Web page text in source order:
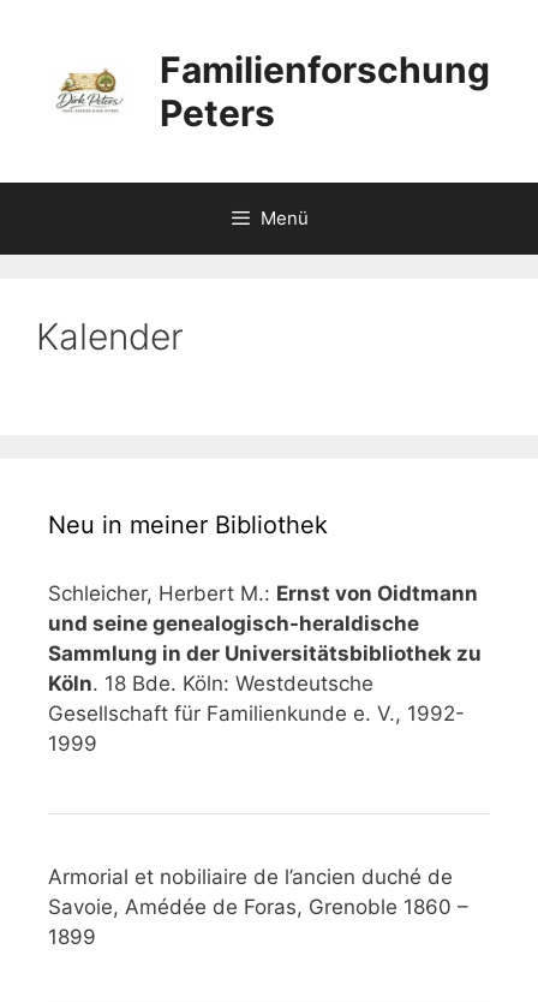
springen
Familienforschung
Peters
Menü
Kalender
Neu in meiner Bibliothek
Schleicher, Herbert M.: Ernst von Oidtmann
und seine genealogisch-heraldische
Sammlung in der Universitätsbibliothek zu
Köln. 18 Bde. Köln: Westdeutsche
Gesellschaft für Familienkunde e. V., 1992-
1999
Armorial et nobiliaire de l’ancien duché de
Savoie, Amédée de Foras, Grenoble 1860 –
1899